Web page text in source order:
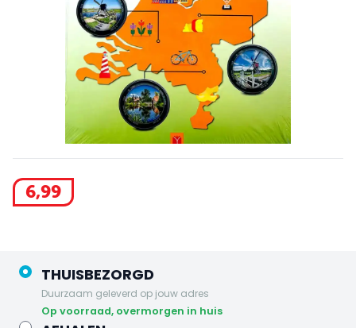
6,99
THUISBEZORGD
Duurzaam geleverd op jouw adres
op voorraad, overmorgen in huis